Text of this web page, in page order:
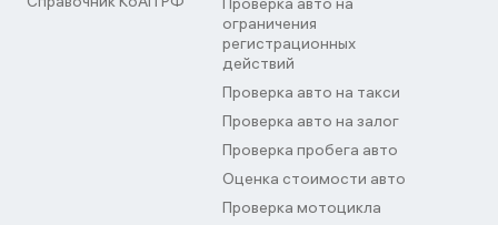
ограничения
регистрационных
действий
Проверка авто на такси
Проверка авто на залог
Проверка пробега авто
Оценка стоимости авто
Проверка мотоцикла